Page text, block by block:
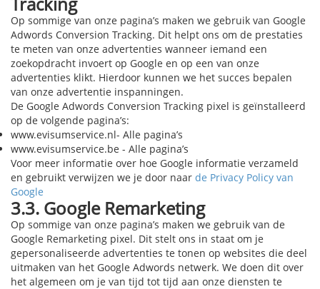
Op sommige van onze pagina’s maken we gebruik van Google
Adwords Conversion Tracking. Dit helpt ons om de prestaties
te meten van onze advertenties wanneer iemand een
zoekopdracht invoert op Google en op een van onze
advertenties klikt. Hierdoor kunnen we het succes bepalen
van onze advertentie inspanningen.
De Google Adwords Conversion Tracking pixel is geïnstalleerd
op de volgende pagina’s:
www.evisumservice.nl- Alle pagina’s
www.evisumservice.be - Alle pagina’s
Voor meer informatie over hoe Google informatie verzameld
en gebruikt verwijzen we je door naar de Privacy Policy van
Google
3.3. Google Remarketing
Op sommige van onze pagina’s maken we gebruik van de
Google Remarketing pixel. Dit stelt ons in staat om je
gepersonaliseerde advertenties te tonen op websites die deel
uitmaken van het Google Adwords netwerk. We doen dit over
het algemeen om je van tijd tot tijd aan onze diensten te